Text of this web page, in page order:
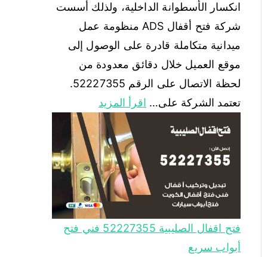
انكسار الأسطوانة الداخلية، ولذلك أسست
شركة فتح أقفال ADS منظومة عمل
ميدانية متكاملة قادرة على الوصول إلى
موقع العميل خلال دقائق معدودة من
لحظة الاتصال على الرقم 52227355.
تعتمد الشركة على… اقرأ المزيد
فتح اقفال الصليبية 52227355 فني فتح
أبواب سريع